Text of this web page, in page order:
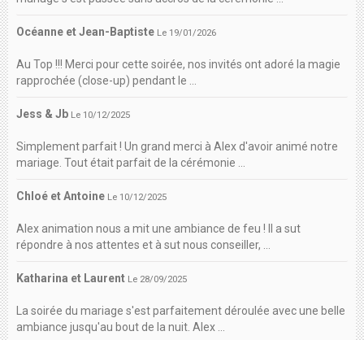
Océanne et Jean-Baptiste Le 19/01/2026
Au Top !!! Merci pour cette soirée, nos invités ont adoré la magie
rapprochée (close-up) pendant le ...
Jess & Jb Le 10/12/2025
Simplement parfait ! Un grand merci à Alex d'avoir animé notre
mariage. Tout était parfait de la cérémonie ...
Chloé et Antoine Le 10/12/2025
Alex animation nous a mit une ambiance de feu ! Il a sut
répondre à nos attentes et à sut nous conseiller, ...
Katharina et Laurent Le 28/09/2025
La soirée du mariage s'est parfaitement déroulée avec une belle
ambiance jusqu'au bout de la nuit. Alex ...